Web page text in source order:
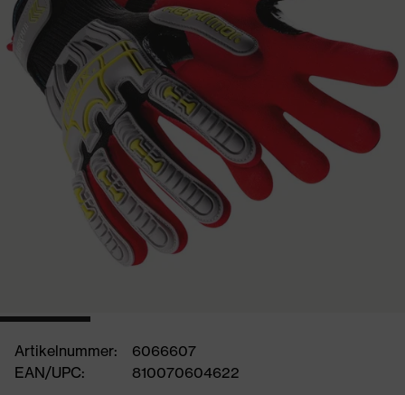
Artikelnummer:
6066607
EAN/UPC:
810070604622